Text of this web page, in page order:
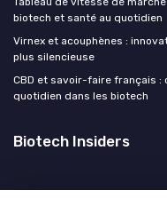
biotech et santé au quotidien
Virnex et acouphènes :
plus silencieuse
CBD et savoir-faire français :
quotidien dans les biotech
Biotech Insiders